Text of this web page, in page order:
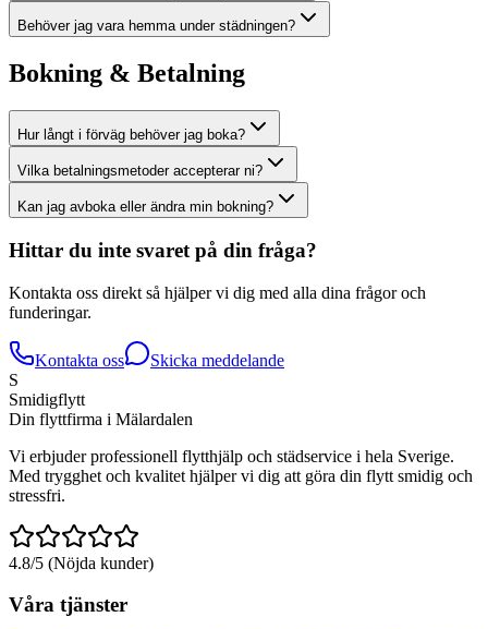
Behöver jag vara hemma under städningen?
Bokning & Betalning
Hur långt i förväg behöver jag boka?
Vilka betalningsmetoder accepterar ni?
Kan jag avboka eller ändra min bokning?
Hittar du inte svaret på din fråga?
Kontakta oss direkt så hjälper vi dig med alla dina frågor och
funderingar.
Kontakta oss
Skicka meddelande
S
Smidigflytt
Din flyttfirma i Mälardalen
Vi erbjuder professionell flytthjälp och städservice i hela Sverige.
Med trygghet och kvalitet hjälper vi dig att göra din flytt smidig och
stressfri.
4.8/5 (Nöjda kunder)
Våra tjänster